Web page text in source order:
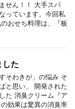
せん！！ 大手スパ
っています。今回私
おせち料理は、『板
た
そわきが」の悩み そ
と思い、 開発された
た 消臭クリーム『ア
効果は驚異の消臭率